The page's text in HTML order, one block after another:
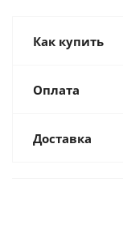
Как купить
Оплата
Доставка